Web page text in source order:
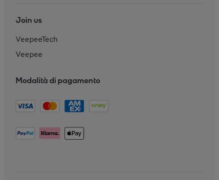
Join us
VeepeeTech
Veepee
Modalità di pagamento